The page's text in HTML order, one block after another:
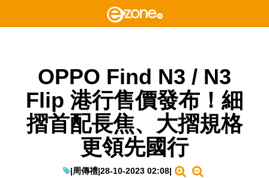
OPPO Find N3 / N3
Flip 港行售價發布！細
摺首配長焦、大摺規格
更領先國行
|周傳禮|28-10-2023 02:08|